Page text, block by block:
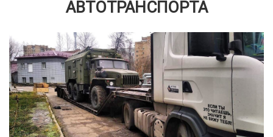
АВТОТРАНСПОРТА